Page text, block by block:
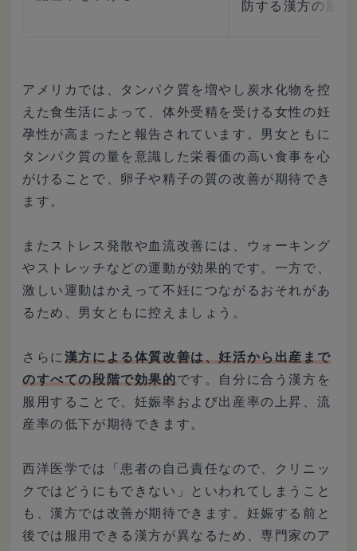
防する漢方の服用
アメリカでは、タンパク質を増やし炭水化物を控
えた食生活によって、体外受精を受ける女性の妊
孕性が高まったと報告されています。男女ともに
タンパク質の量を意識した栄養価の高い食事を心
がけることで、卵子や精子の質の改善が期待でき
ます。
またストレス発散や血流改善には、ウォーキング
やストレッチなどの運動が効果的です。一方で、
激しい運動はかえって不妊につながるおそれがあ
るため、男女ともに控えましょう。
さらに 漢方による体質改善は、妊活から出産まで
のすべての段階で効果的です。自分に合う漢方を
服用することで、妊娠率および出産率の上昇、流
産率の低下が期待できます。
西洋医学では「患者の自己責任なので、クリニッ
クではどうにもできない」といわれてしまうこと
も、漢方では改善が期待できます。妊娠する前と
後では服用できる漢方が異なるため、専門家のア